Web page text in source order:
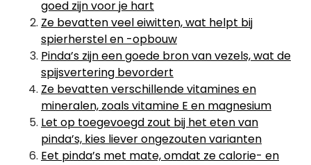
goed zijn voor je hart
Ze bevatten veel eiwitten, wat helpt bij
spierherstel en -opbouw
Pinda’s zijn een goede bron van vezels, wat de
spijsvertering bevordert
Ze bevatten verschillende vitamines en
mineralen, zoals vitamine E en magnesium
Let op toegevoegd zout bij het eten van
pinda’s, kies liever ongezouten varianten
Eet pinda’s met mate, omdat ze calorie- en